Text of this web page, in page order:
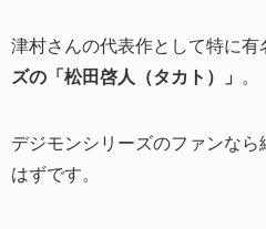
津村さんの代表作として特に有
ズの「松田啓人（タカト）」
。
デジモンシリーズのファンな
はずです。